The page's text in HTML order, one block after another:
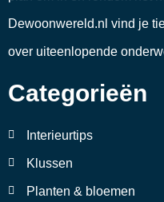
Dewoonwereld.nl vind je
over uiteenlopende
Categorieën
Interieurtips
Klussen
Planten & bloemen